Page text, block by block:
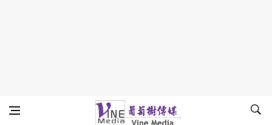
司徒永富
Vine Media
葡萄樹傳媒